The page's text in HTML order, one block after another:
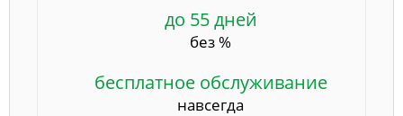
до 55 дней
без %
бесплатное обслуживание
навсегда